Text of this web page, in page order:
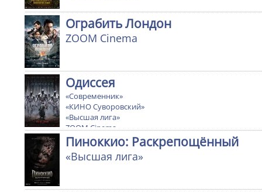
Ограбить Лондон
ZOOM Cinema
Одиссея
«Современник»
«КИНО Суворовский»
«Высшая лига»
ZOOM Cinema
Ultra cinema
Пиноккио: Раскрепощённый
«Высшая лига»